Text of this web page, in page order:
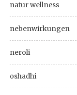
natur wellness
nebenwirkungen
neroli
oshadhi